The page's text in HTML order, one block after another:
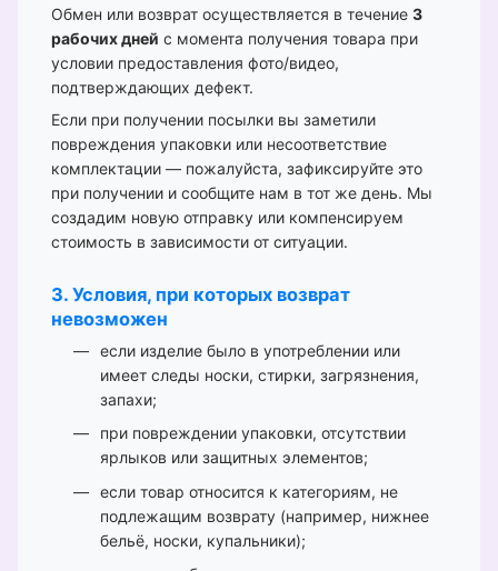
Обмен или возврат осуществляется в течение 3
рабочих дней с момента получения товара при
условии предоставления фото/видео,
подтверждающих дефект.
Если при получении посылки вы заметили
повреждения упаковки или несоответствие
комплектации — пожалуйста, зафиксируйте это
при получении и сообщите нам в тот же день. Мы
создадим новую отправку или компенсируем
стоимость в зависимости от ситуации.
3. Условия, при которых возврат
невозможен
если изделие было в употреблении или
имеет следы носки, стирки, загрязнения,
запахи;
при повреждении упаковки, отсутствии
ярлыков или защитных элементов;
если товар относится к категориям, не
подлежащим возврату (например, нижнее
бельё, носки, купальники);